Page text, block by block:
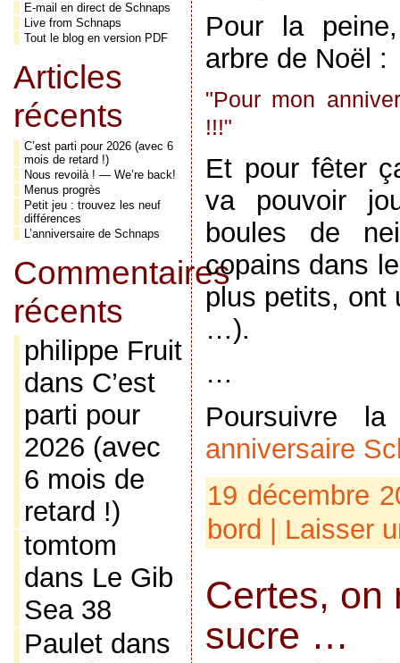
E-mail en direct de Schnaps
Live from Schnaps
Tout le blog en version PDF
Articles
récents
C’est parti pour 2026 (avec 6
mois de retard !)
Nous revoilà ! — We’re back!
Menus progrès
Petit jeu : trouvez les neuf
différences
L’anniversaire de Schnaps
Commentaires
récents
philippe Fruit
dans C’est
parti pour
2026 (avec
6 mois de
retard !)
tomtom
dans Le Gib
Sea 38
Pauletdans
Pour la
arbre de Noël :
"Pour mon
!!!"
Et pour fêter
va pouvoir
boules de
copains dans
plus petits, ont
…).
…
Poursuivre
anniversaire
19 décembre
bord | Laisser
Certes, on
sucre …